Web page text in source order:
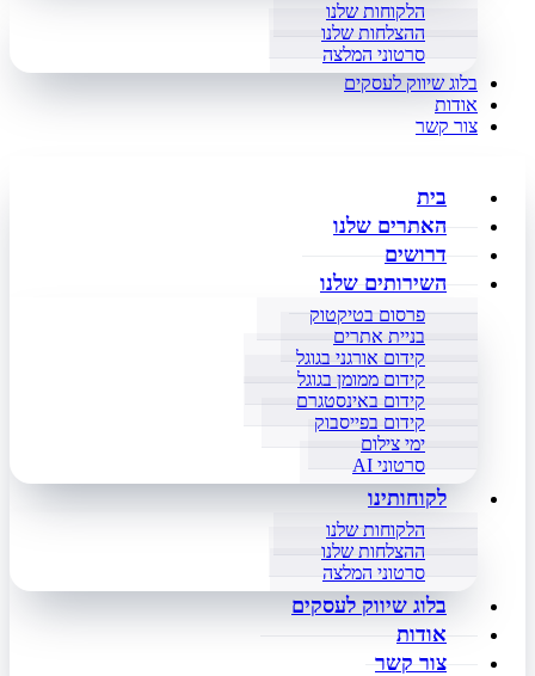
הלקוחות שלנו
ההצלחות שלנו
סרטוני המלצה
בלוג שיווק לעסקים
אודות
צור קשר
בית
האתרים שלנו
דרושים
השירותים שלנו
פרסום בטיקטוק
בניית אתרים
קידום אורגני בגוגל
קידום ממומן בגוגל
קידום באינסטגרם
קידום בפייסבוק
ימי צילום
סרטוני AI
לקוחותינו
הלקוחות שלנו
ההצלחות שלנו
סרטוני המלצה
בלוג שיווק לעסקים
אודות
צור קשר